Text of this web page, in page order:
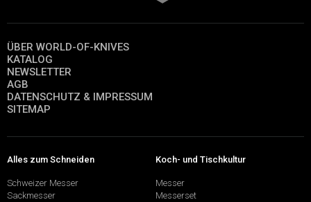
ÜBER WORLD-OF-KNIVES
KATALOG
NEWSLETTER
AGB
DATENSCHUTZ & IMPRESSUM
SITEMAP
Alles zum Schneiden
Schweizer Messer
Sackmesser
Koch- und Tischkultur
Messer
Messerset